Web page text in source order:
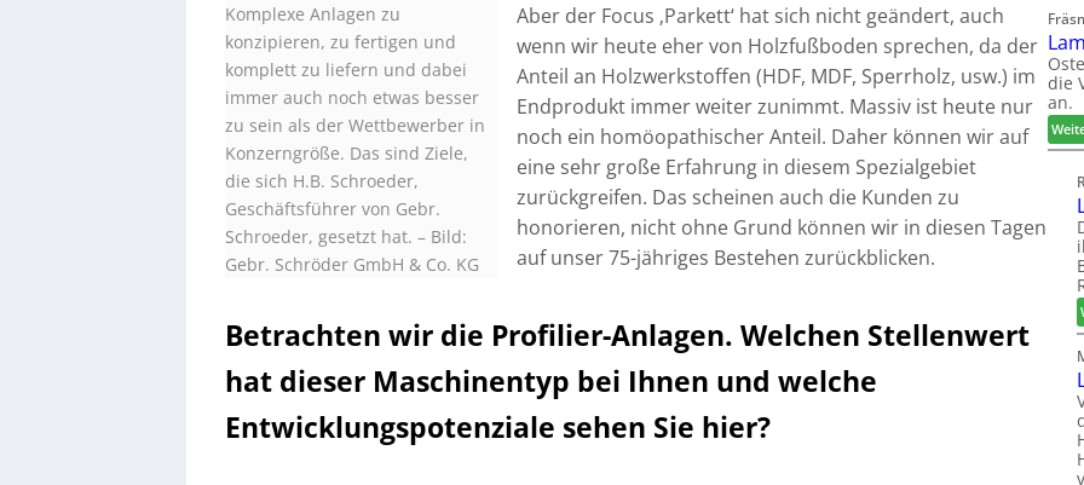
Komplexe Anlagen zu
konzipieren, zu fertigen und
komplett zu liefern und dabei
immer auch noch etwas besser
zu sein als der Wettbewerber in
Konzerngröße. Das sind Ziele,
die sich H.B. Schroeder,
Geschäftsführer von Gebr.
Schroeder, gesetzt hat. – Bild:
Gebr. Schröder GmbH & Co. KG
Aber der Focus ‚Parkett‘ hat sich nicht geändert, auch
wenn wir heute eher von Holzfußboden sprechen, da der
Anteil an Holzwerkstoffen (HDF, MDF, Sperrholz, usw.) im
Endprodukt immer weiter zunimmt. Massiv ist heute nur
noch ein homöopathischer Anteil. Daher können wir auf
eine sehr große Erfahrung in diesem Spezialgebiet
zurückgreifen. Das scheinen auch die Kunden zu
honorieren, nicht ohne Grund können wir in diesen Tagen
auf unser 75-jähriges Bestehen zurückblicken.
Betrachten wir die Profilier-Anlagen. Welchen Stellenwert
hat dieser Maschinentyp bei Ihnen und welche
Entwicklungspotenziale sehen Sie hier?
die
an.